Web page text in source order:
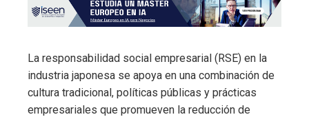
La responsabilidad social empresarial (RSE) en la
industria japonesa se apoya en una combinación de
cultura tradicional, políticas públicas y prácticas
empresariales que promueven la reducción de